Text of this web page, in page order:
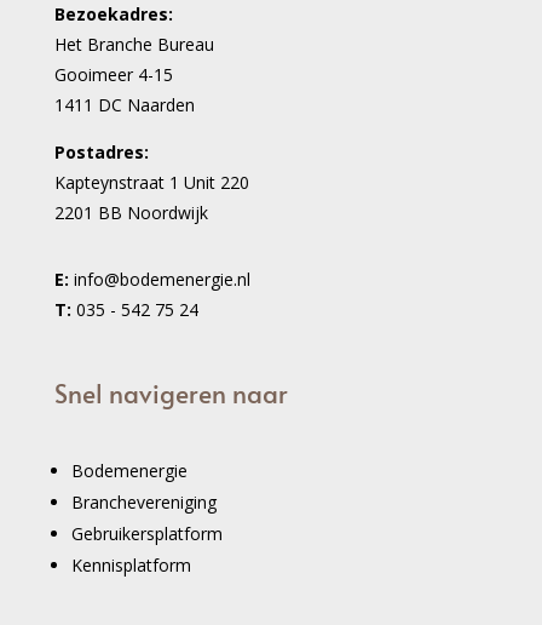
Bezoekadres:
Het Branche Bureau
Gooimeer 4-15
1411 DC Naarden
Postadres:
Kapteynstraat 1 Unit 220
2201 BB Noordwijk
E: info@bodemenergie.nl
T: 035 - 542 75 24
Snel navigeren naar
Bodemenergie
Branchevereniging
Gebruikersplatform
Kennisplatform